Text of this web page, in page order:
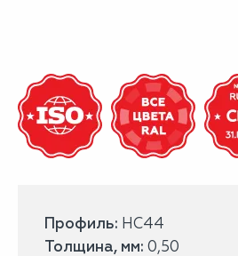
Профиль: НС44
Толщина, мм: 0,50